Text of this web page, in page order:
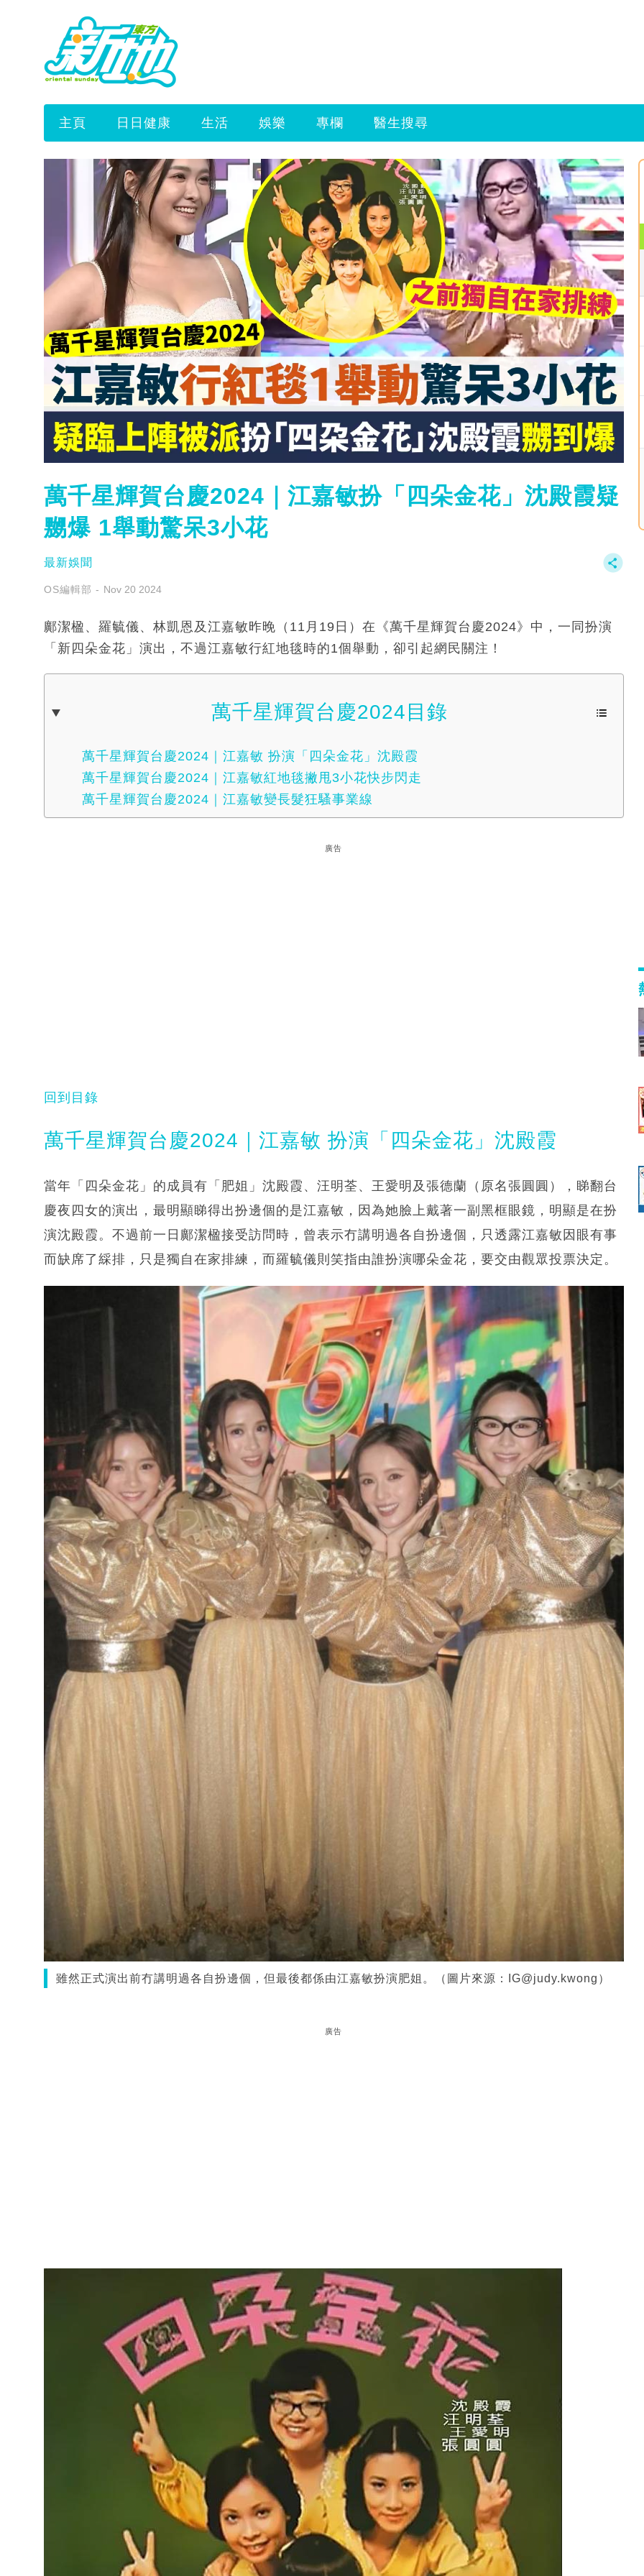
主頁 日日健康 生活 娛樂 專欄 醫生搜尋
萬千星輝賀台慶2024｜江嘉敏扮「四朵金花」沈殿霞疑
嬲爆 1舉動驚呆3小花
最新娛聞
OS編輯部 Nov 20 2024
鄺潔楹、羅毓儀、林凱恩及江嘉敏昨晚（11月19日）在《萬千星輝賀台慶2024》中，一同扮演
「新四朵金花」演出，不過江嘉敏行紅地毯時的1個舉動，卻引起網民關注！
萬千星輝賀台慶2024目錄
萬千星輝賀台慶2024｜江嘉敏 扮演「四朵金花」沈殿霞
萬千星輝賀台慶2024｜江嘉敏紅地毯撇甩3小花快步閃走
萬千星輝賀台慶2024｜江嘉敏變長髮狂騷事業線
廣告
回到目錄
萬千星輝賀台慶2024｜江嘉敏 扮演「四朵金花」沈殿霞
當年「四朵金花」的成員有「肥姐」沈殿霞、汪明荃、王愛明及張德蘭（原名張圓圓），睇翻台
慶夜四女的演出，最明顯睇得出扮邊個的是江嘉敏，因為她臉上戴著一副黑框眼鏡，明顯是在扮
演沈殿霞。不過前一日鄺潔楹接受訪問時，曾表示冇講明過各自扮邊個，只透露江嘉敏因眼有事
而缺席了綵排，只是獨自在家排練，而羅毓儀則笑指由誰扮演哪朵金花，要交由觀眾投票決定。
雖然正式演出前冇講明過各自扮邊個，但最後都係由江嘉敏扮演肥姐。（圖片來源：IG@judy.kwong）
廣告